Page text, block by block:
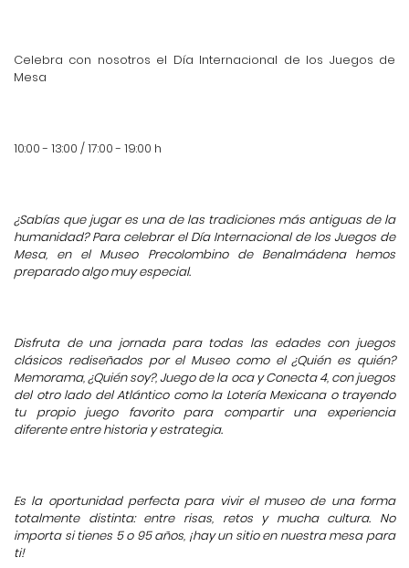
Celebra con nosotros el Día Internacional de los Juegos de
Mesa
10:00 - 13:00 / 17:00 - 19:00 h
¿Sabías que jugar es una de las tradiciones más antiguas de la
humanidad? Para celebrar el Día Internacional de los Juegos de
Mesa, en el Museo Precolombino de Benalmádena hemos
preparado algo muy especial.
Disfruta de una jornada para todas las edades con juegos
clásicos rediseñados por el Museo como el ¿Quién es quién?
Memorama, ¿Quién soy?, Juego de la oca y Conecta 4, con juegos
del otro lado del Atlántico como la Lotería Mexicana o trayendo
tu propio juego favorito para compartir una experiencia
diferente entre historia y estrategia.
Es la oportunidad perfecta para vivir el museo de una forma
totalmente distinta: entre risas, retos y mucha cultura. No
importa si tienes 5 o 95 años, ¡hay un sitio en nuestra mesa para
ti!